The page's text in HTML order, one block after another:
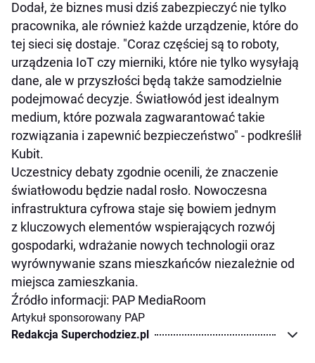
Dodał, że biznes musi dziś zabezpieczyć nie tylko
pracownika, ale również każde urządzenie, które do
tej sieci się dostaje. "Coraz częściej są to roboty,
urządzenia IoT czy mierniki, które nie tylko wysyłają
dane, ale w przyszłości będą także samodzielnie
podejmować decyzje. Światłowód jest idealnym
medium, które pozwala zagwarantować takie
rozwiązania i zapewnić bezpieczeństwo" - podkreślił
Kubit.
Uczestnicy debaty zgodnie ocenili, że znaczenie
światłowodu będzie nadal rosło. Nowoczesna
infrastruktura cyfrowa staje się bowiem jednym
z kluczowych elementów wspierających rozwój
gospodarki, wdrażanie nowych technologii oraz
wyrównywanie szans mieszkańców niezależnie od
miejsca zamieszkania.
Źródło informacji: PAP MediaRoom
Artykuł sponsorowany PAP
Redakcja Superchodziez.pl